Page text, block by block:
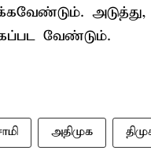
அடுத்து,
வேண்டும்.
அதிமுக